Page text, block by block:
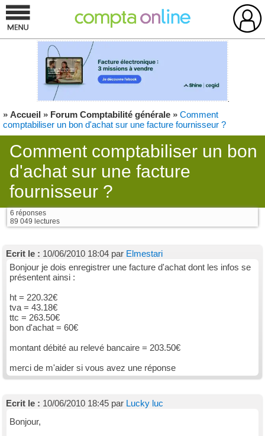
» Accueil » Forum Comptabilité générale » Comment
comptabiliser un bon d'achat sur une facture fournisseur ?
Comment comptabiliser un bon
d'achat sur une facture
fournisseur ?
6 réponses
89 049 lectures
Ecrit le : 10/06/2010 18:04 par Elmestari
Bonjour je dois enregistrer une facture d'achat dont les infos se
présentent ainsi :
ht = 220.32€
tva = 43.18€
ttc = 263.50€
bon d'achat = 60€
montant débité au relevé bancaire = 203.50€
merci de m'aider si vous avez une réponse
Ecrit le : 10/06/2010 18:45 par Lucky luc
Bonjour,